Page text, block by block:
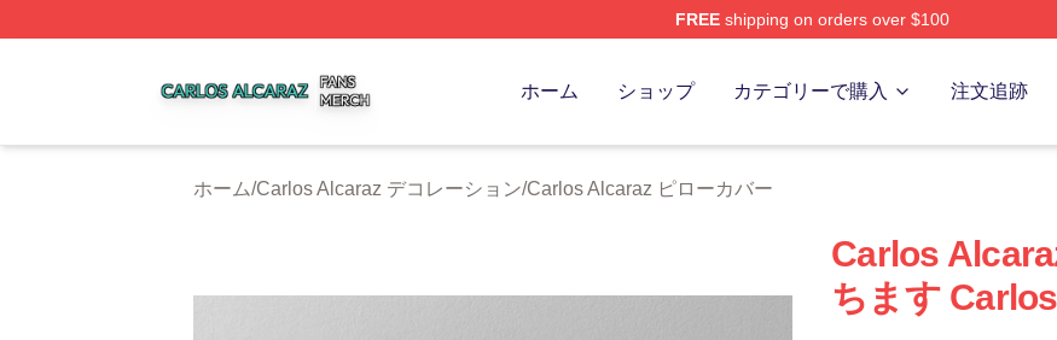
FREEshipping on orders over $100
ホーム ショップ カテゴリーで購入 注文追跡
ホーム/Carlos Alcaraz デコレーション/Carlos Alcaraz ピローカバー
Carlos
ちます